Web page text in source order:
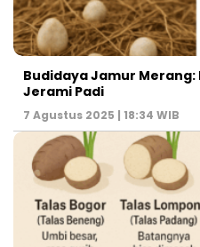
Budidaya Jamur Merang:
Jerami Padi
7 Agustus 2025 | 18:34 WIB